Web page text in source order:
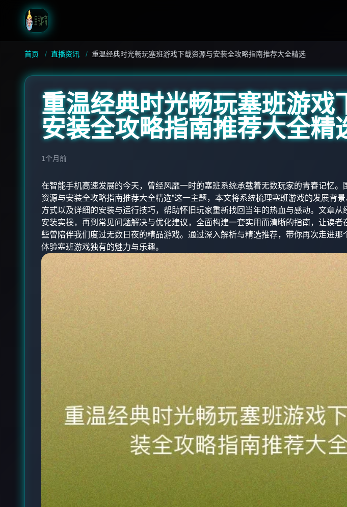
首页 直播资讯 重温经典时光畅玩塞班游戏下载资源与安装全攻略指南推荐大全精选
重温经典时光畅玩塞班游戏
安装全攻略指南推荐大全精
1个月前
在智能手机高速发展的今天，曾经风靡一时的塞班系统承载着无数玩家的青春记忆。
资源与安装全攻略指南推荐大全精选”这一主题，本文将系统梳理塞班游戏的发展背
方式以及详细的安装与运行技巧，帮助怀旧玩家重新找回当年的热血与感动。文章从
安装实操，再到常见问题解决与优化建议，全面构建一套实用而清晰的指南，让读
些曾陪伴我们度过无数日夜的精品游戏。通过深入解析与精选推荐，带你再次走进那
体验塞班游戏独有的魅力与乐趣。